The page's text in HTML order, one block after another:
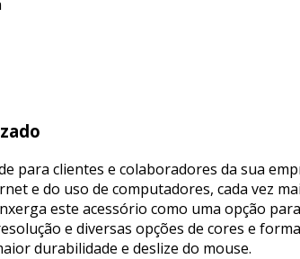
para clientes e colaboradores da sua
e do uso de computadores, cada vez
este acessório como uma opção
e diversas opções de cores e
durabilidade e deslize do mouse.